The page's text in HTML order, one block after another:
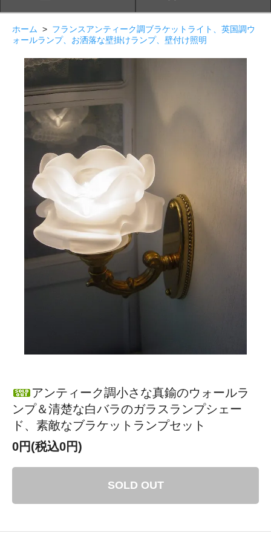
ホーム > フランスアンティーク調ブラケットライト、英国調ウ
ォールランプ、お洒落な壁掛けランプ、壁付け照明
アンティーク調小さな真鍮のウォールラ
ンプ＆清楚な白バラのガラスランプシェー
ド、素敵なブラケットランプセット
0円(税込0円)
SOLD OUT